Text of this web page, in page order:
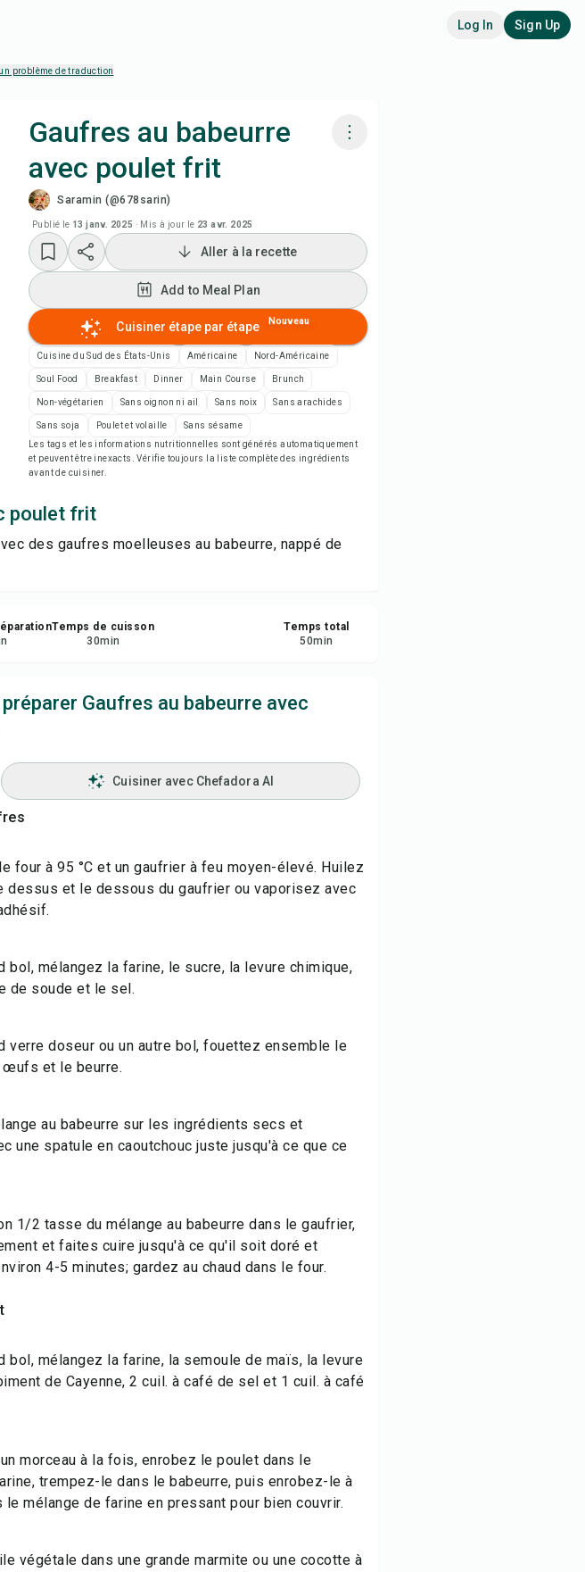
Log In Sign Up
problème de traduction
Gaufres au babeurre
avec poulet frit
Saramin (@678sarin)
Publié le 13 janv. 2025 · Mis à jour le 23 avr. 2025
Cuisiner avec Chefadora AI
Add to Meal Plan
Add to Shopping List
Notes de recette
Partager
Aller à la recette
Add to Meal Plan
Cuisiner étape par étape Nouveau
Cuisine du Sud des États-Unis Américaine Nord-Américaine
Soul Food Breakfast Dinner Main Course Brunch
Non-végétarien Sans oignon ni ail Sans noix Sans arachides
Sans soja Poulet et volaille
Sans sésame
Les tags et les informations nutritionnelles sont générés automatiquement
et peuvent être inexacts. Vérifie toujours la liste complète des ingrédients
avant de cuisiner.
poulet frit
des gaufres moelleuses au babeurre, nappé de
Temps de cuisson
30min
Temps total
50min
Gaufres au babeurre avec
Cuisiner avec Chefadora AI
four à 95 °C et un gaufrier à feu moyen-élevé. Huilez
dessus et le dessous du gaufrier ou vaporisez avec
bol, mélangez la farine, le sucre, la levure chimique,
de soude et le sel.
verre doseur ou un autre bol, fouettez ensemble le
œufs et le beurre.
au babeurre sur les ingrédients secs et
une spatule en caoutchouc juste jusqu'à ce que ce
1/2 tasse du mélange au babeurre dans le gaufrier,
et faites cuire jusqu'à ce qu'il soit doré et
4-5 minutes; gardez au chaud dans le four.
bol, mélangez la farine, la semoule de maïs, la levure
de Cayenne, 2 cuil. à café de sel et 1 cuil. à café
morceau à la fois, enrobez le poulet dans le
trempez-le dans le babeurre, puis enrobez-le à
le mélange de farine en pressant pour bien couvrir.
végétale dans une grande marmite ou une cocotte à